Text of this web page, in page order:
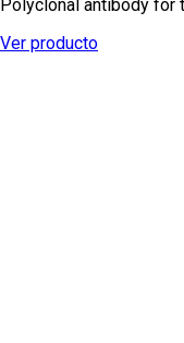
Polyclonal antibody for
Ver producto